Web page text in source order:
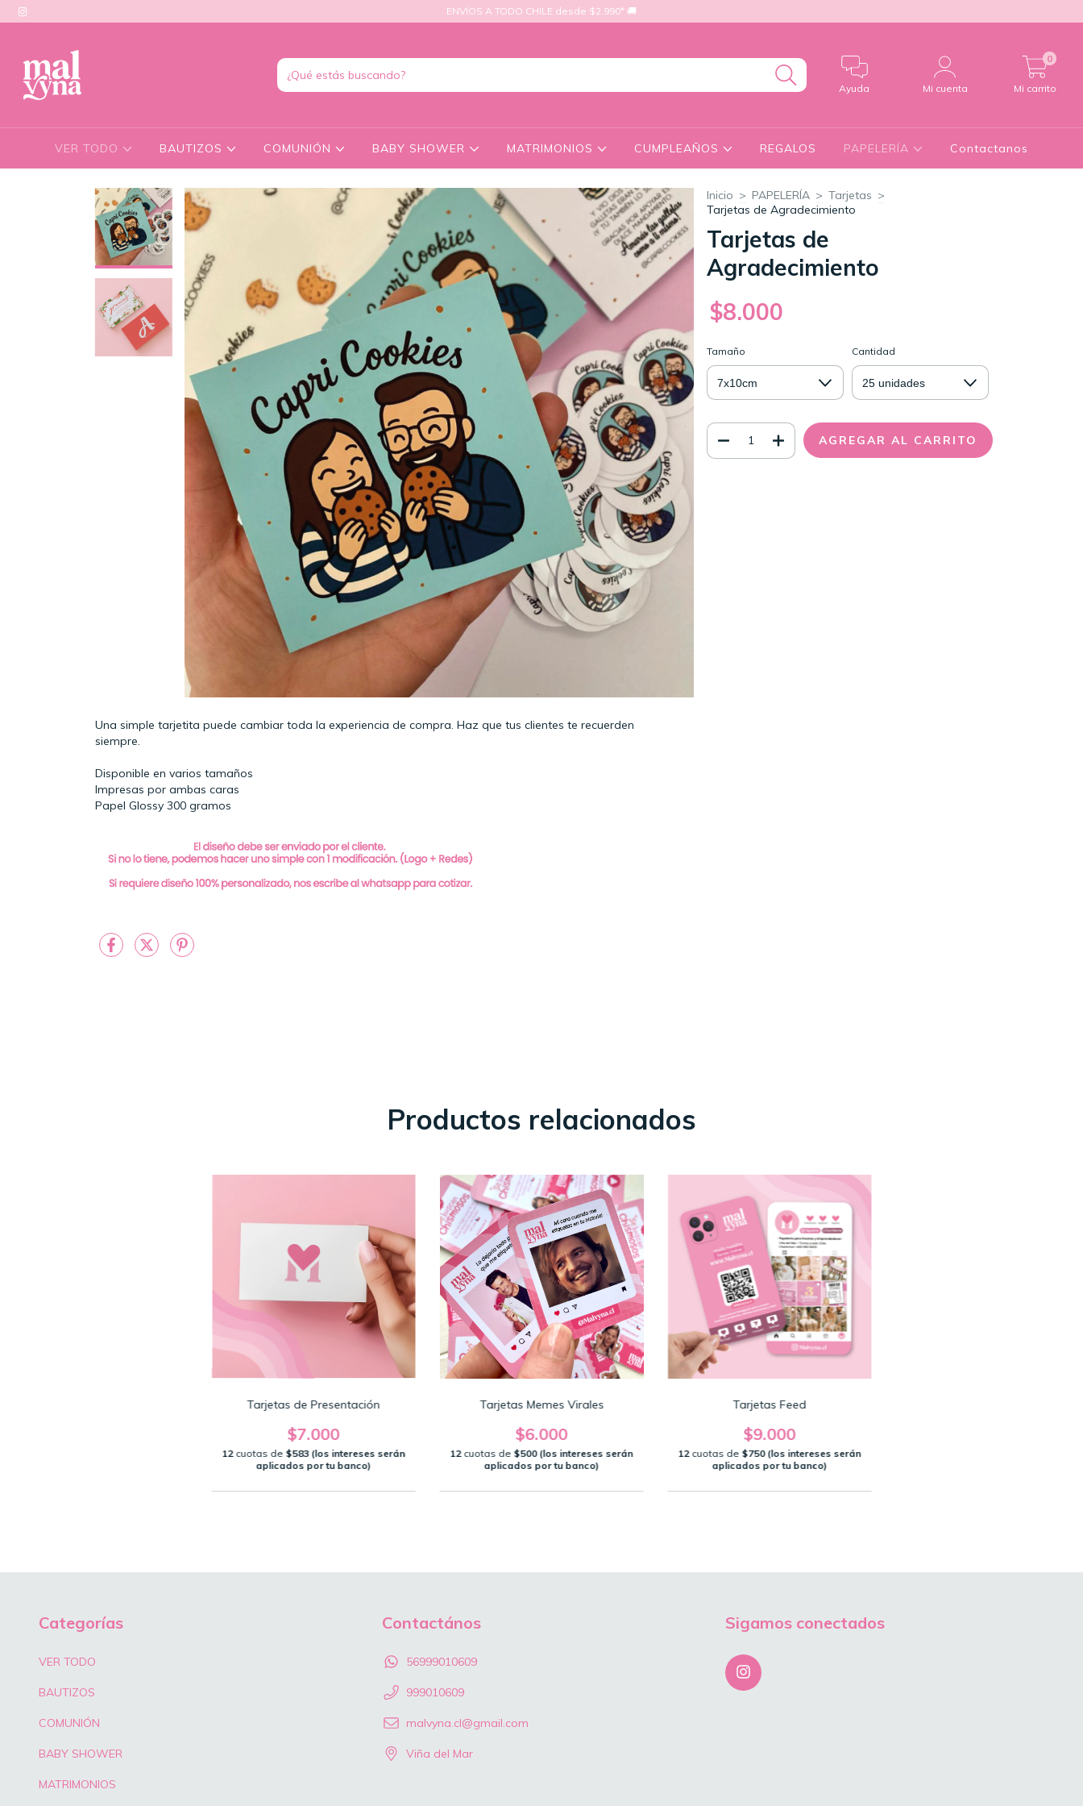
ENVÍOS A TODO CHILE desde $2.990* 🚚
Ayuda Mi cuenta Mi carrito
0
VER TODO BAUTIZOS COMUNIÓN BABY SHOWER MATRIMONIOS CUMPLEAÑOS REGALOS PAPELERÍA Contactanos
Una simple tarjetita puede cambiar toda la experiencia de compra. Haz que tus clientes te recuerden
siempre.
Disponible en varios tamaños
Impresas por ambas caras
Papel Glossy 300 gramos
Inicio > PAPELERÍA > Tarjetas >
Tarjetas de Agradecimiento
Tarjetas de
Agradecimiento
$8.000
Tamaño Cantidad
Productos relacionados
Tarjetas de Presentación
$7.000
12 cuotas de $583 (los intereses serán
aplicados por tu banco)
Tarjetas Memes Virales
$6.000
12 cuotas de $500 (los intereses serán
aplicados por tu banco)
Tarjetas Feed
$9.000
12 cuotas de $750 (los intereses serán
aplicados por tu banco)
Categorías
VER TODO
BAUTIZOS
COMUNIÓN
BABY SHOWER
MATRIMONIOS
Contactános
56999010609
999010609
malvyna.cl@gmail.com
Viña del Mar
Sigamos conectados